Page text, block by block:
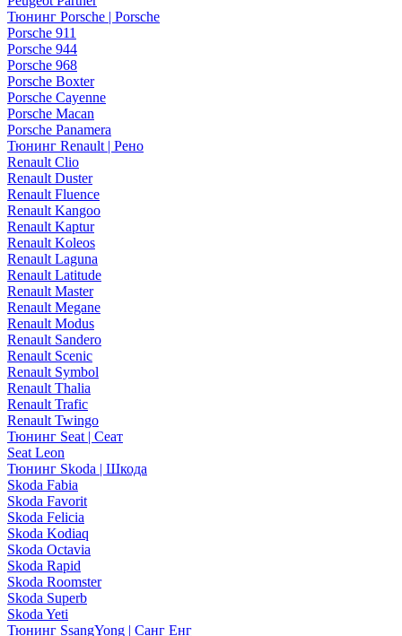
Тюнинг Porsche | Porsche
Porsche 911
Porsche 944
Porsche 968
Porsche Boxter
Porsche Cayenne
Porsche Macan
Porsche Panamera
Тюнинг Renault | Рено
Renault Clio
Renault Duster
Renault Fluence
Renault Kangoo
Renault Kaptur
Renault Koleos
Renault Laguna
Renault Latitude
Renault Master
Renault Megane
Renault Modus
Renault Sandero
Renault Scenic
Renault Symbol
Renault Thalia
Renault Trafic
Renault Twingo
Тюнинг Seat | Сеат
Seat Leon
Тюнинг Skoda | Шкода
Skoda Fabia
Skoda Favorit
Skoda Felicia
Skoda Kodiaq
Skoda Octavia
Skoda Rapid
Skoda Roomster
Skoda Superb
Skoda Yeti
Тюнинг SsangYong | Санг Енг